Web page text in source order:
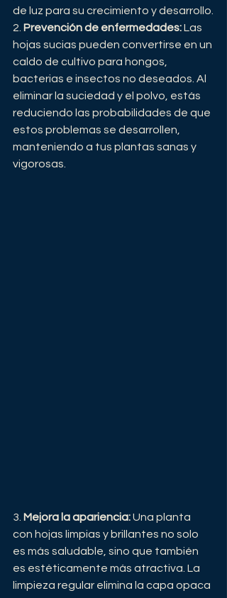
de luz para su crecimiento y desarrollo.
2. Prevención de enfermedades: Las
hojas sucias pueden convertirse en un
caldo de cultivo para hongos,
bacterias e insectos no deseados. Al
eliminar la suciedad y el polvo, estás
reduciendo las probabilidades de que
estos problemas se desarrollen,
manteniendo a tus plantas sanas y
vigorosas.
3. Mejora la apariencia: Una planta
con hojas limpias y brillantes no solo
es más saludable, sino que también
es estéticamente más atractiva. La
limpieza regular elimina la capa opaca